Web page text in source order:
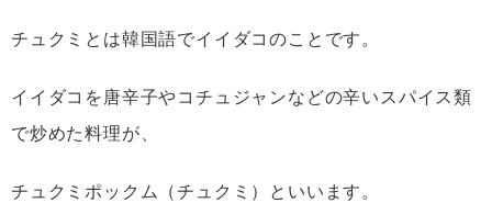
チュクミとは韓国語でイイダコのことです。
イイダコを唐辛子やコチュジャンなどの辛いスパイス類
で炒めた料理が、
チュクミポックム（チュクミ）といいます。